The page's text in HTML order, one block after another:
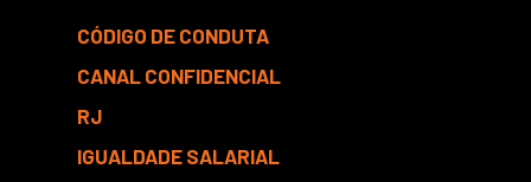
CÓDIGO DE CONDUTA
CANAL CONFIDENCIAL
RJ
IGUALDADE SALARIAL